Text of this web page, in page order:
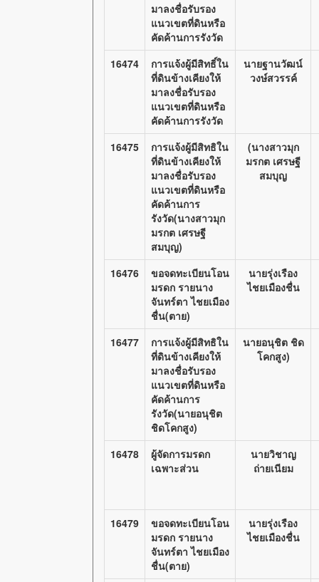
มาลงชื่อรับรอง
แนวเขตที่ดินหรือ
คัดค้านการรังวัด
16474
การแจ้งผู้มีสิทธิ์ใน
ที่ดินข้างเคียงให้
มาลงชื่อรับรอง
แนวเขตที่ดินหรือ
คัดค้านการรังวัด
นายฐานวัฒน์
วงษ์สวรรค์
16475
การแจ้งผู้มีสิทธิใน
ที่ดินข้างเคียงให้
มาลงชื่อรับรอง
แนวเขตที่ดินหรือ
คัดค้านการ
รังวัด(นางสาวมุก
มรกต เศรษฐี
สมบุญ)
(นางสาวมุก
มรกต เศรษฐี
สมบุญ
16476
ขอจดทะเบียนโอน
มรดก รายนาง
จันทร์ตา ไชยเมือง
ชื่น(ตาย)
นายรุ่งเรือง
ไชยเมืองชื่น
16477
การแจ้งผู้มีสิทธิใน
ที่ดินข้างเคียงให้
มาลงชื่อรับรอง
แนวเขตที่ดินหรือ
คัดค้านการ
รังวัด(นายอนุชิต
ชิดโคกสูง)
นายอนุชิต ชิด
โคกสูง)
16478
ผู้จัดการมรดก
เฉพาะส่วน
นายวิชาญ
ถ่ายเนียม
16479
ขอจดทะเบียนโอน
มรดก รายนาง
จันทร์ตา ไชยเมือง
ชื่น(ตาย)
นายรุ่งเรือง
ไชยเมืองชื่น